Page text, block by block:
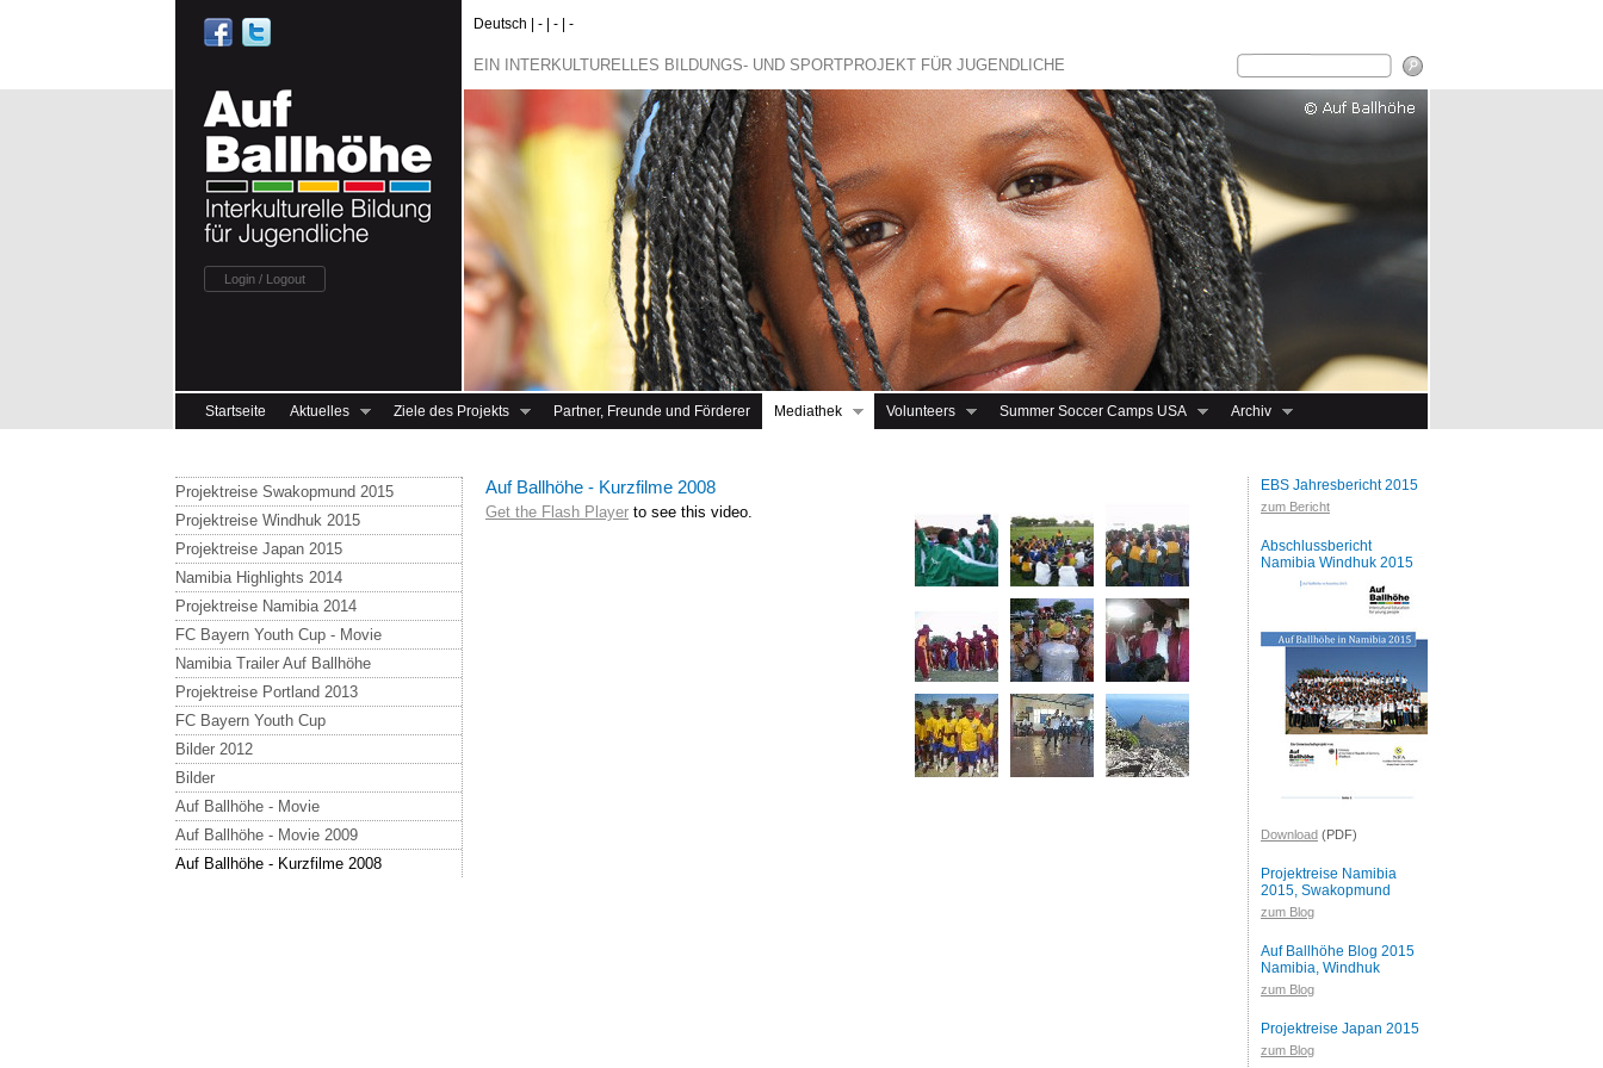
Login / Logout
Deutsch | - | - | -
EIN INTERKULTURELLES BILDUNGS- UND SPORTPROJEKT FÜR JUGENDLICHE
Startseite Aktuelles Ziele des Projekts Partner, Freunde und Förderer Mediathek Volunteers Summer Soccer Camps USA Archiv
Projektreise Swakopmund 2015
Projektreise Windhuk 2015
Projektreise Japan 2015
Namibia Highlights 2014
Projektreise Namibia 2014
FC Bayern Youth Cup - Movie
Namibia Trailer Auf Ballhöhe
Projektreise Portland 2013
FC Bayern Youth Cup
Bilder 2012
Bilder
Auf Ballhöhe - Movie
Auf Ballhöhe - Movie 2009
Auf Ballhöhe - Kurzfilme 2008
EBS Jahresbericht 2015
zum Bericht
Abschlussbericht
Namibia Windhuk 2015
Download (PDF)
Projektreise Namibia
2015, Swakopmund
zum Blog
Auf Ballhöhe Blog 2015
Namibia, Windhuk
zum Blog
Projektreise Japan 2015
zum Blog
Auf Ballhöhe - Kurzfilme 2008
Get the Flash Player to see this video.